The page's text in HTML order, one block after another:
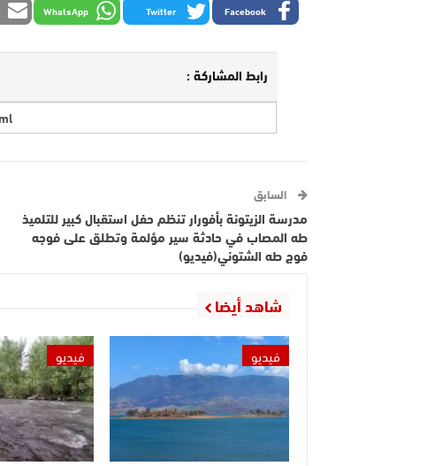
Facebook
Twitter
WhatsApp
رابط المشاركة :
السابق
مدرسة الزيتونة بأفورار تنظم حفل استقبال كبير للتلميذ
طه المصاب في حادثة سير مؤلمة وتطلق على فوجه
فوج طه الشتوني(فيديو)
شاهد أيضا
فيديو فيديو